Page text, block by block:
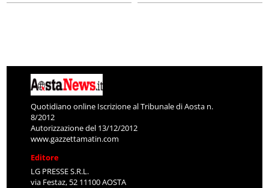
Quotidiano online Iscrizione al Tribunale di Aosta n.
8/2012
Autorizzazione del 13/12/2012
www.gazzettamatin.com
Editore
LG PRESSE S.R.L.
via Festaz, 52 11100 AOSTA